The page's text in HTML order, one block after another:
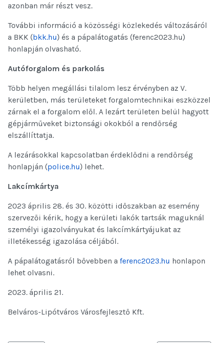
azonban már részt vesz.
További információ a közösségi közlekedés változásáról
a BKK (bkk.hu) és a pápalátogatás (ferenc2023.hu)
honlapján olvasható.
Autóforgalom és parkolás
Több helyen megállási tilalom lesz érvényben az V.
kerületben, más területeket forgalomtechnikai eszközzel
zárnak el a forgalom elől. A lezárt területen belül hagyott
gépjárműveket biztonsági okokból a rendőrség
elszállíttatja.
A lezárásokkal kapcsolatban érdeklődni a rendőrség
honlapján (police.hu) lehet.
Lakcímkártya
2023 április 28. és 30. közötti időszakban az esemény
szervezői kérik, hogy a kerületi lakók tartsák maguknál
személyi igazolványukat és lakcímkártyájukat az
illetékesség igazolása céljából.
A pápalátogatásról bővebben a ferenc2023.hu honlapon
lehet olvasni.
2023. április 21.
Belváros-Lipótváros Városfejlesztő Kft.